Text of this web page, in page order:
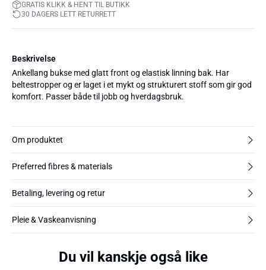
GRATIS KLIKK & HENT TIL BUTIKK
30 DAGERS LETT RETURRETT
Beskrivelse
Ankellang bukse med glatt front og elastisk linning bak. Har
beltestropper og er laget i et mykt og strukturert stoff som gir god
komfort. Passer både til jobb og hverdagsbruk.
Om produktet
Preferred fibres & materials
Betaling, levering og retur
Pleie & Vaskeanvisning
Du vil kanskje også like